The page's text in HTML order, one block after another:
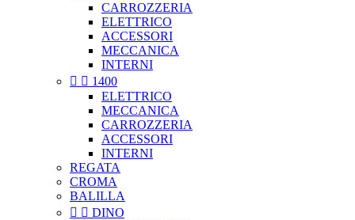
CARROZZERIA
ELETTRICO
ACCESSORI
MECCANICA
INTERNI
  1400
ELETTRICO
MECCANICA
CARROZZERIA
ACCESSORI
INTERNI
REGATA
CROMA
BALILLA
  DINO